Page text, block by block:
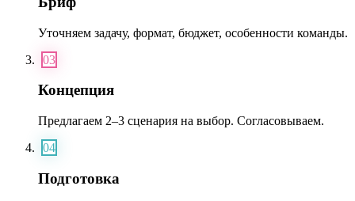
Уточняем задачу, формат, бюджет, особенности команды.
03
Концепция
Предлагаем 2–3 сценария на выбор. Согласовываем.
04
Подготовка